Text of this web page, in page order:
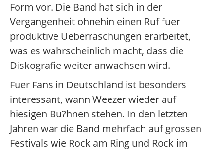
Form vor. Die Band hat sich in der
Vergangenheit ohnehin einen Ruf fuer
produktive Ueberraschungen erarbeitet,
was es wahrscheinlich macht, dass die
Diskografie weiter anwachsen wird.
Fuer Fans in Deutschland ist besonders
interessant, wann Weezer wieder auf
hiesigen Bu?hnen stehen. In den letzten
Jahren war die Band mehrfach auf grossen
Festivals wie Rock am Ring und Rock im